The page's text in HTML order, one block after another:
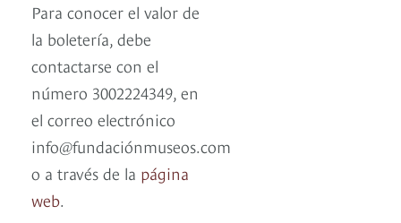
Para conocer el valor de
la boletería, debe
contactarse con el
número 3002224349, en
el correo electrónico
info@fundaciónmuseos.com
o a través de la página
web.